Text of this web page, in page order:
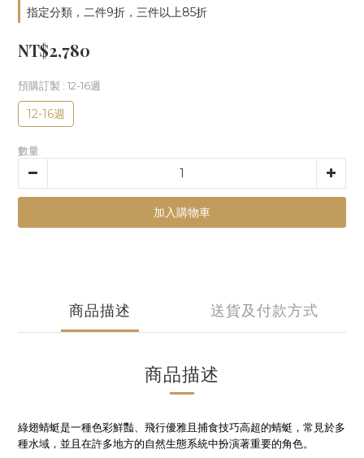
指定分類，二件9折，三件以上85折
NT$2,780
預購訂製 : 12-16週
12-16週
數量
加入購物車
商品描述 送貨及付款方式
商品描述
綠翅蜻蜓是一種色彩鮮豔、飛行優雅且捕食技巧高超的蜻蜓，常見於多
種水域，並且在許多地方的自然生態系統中扮演著重要的角色。